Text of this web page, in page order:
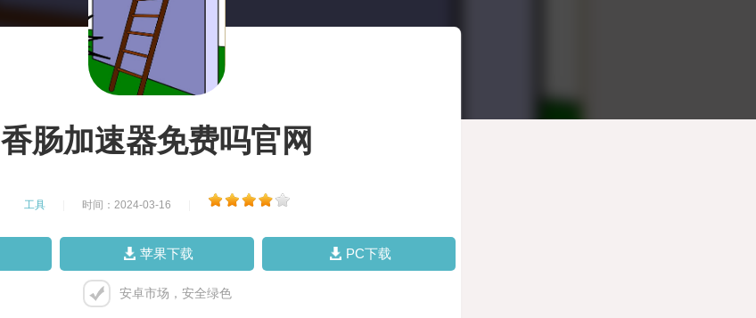
香肠加速器免费吗官网
工具 时间：2024-03-16
苹果下载 PC下载
安卓市场，安全绿色